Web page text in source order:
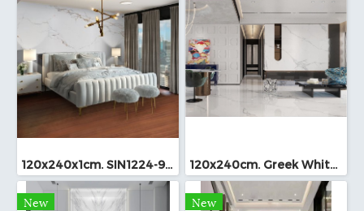
120x240x1cm. SIN1224-945 Sintered Stone Bookmatch 120x240cm. Greek White Sintered Stone Bookmatch
New New